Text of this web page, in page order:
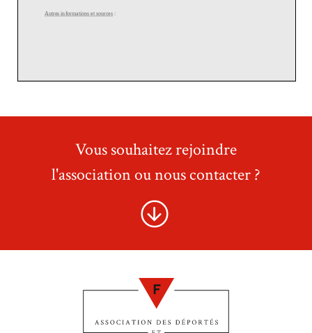
Vous souhaitez rejoindre
l'association ou nous contacter ?